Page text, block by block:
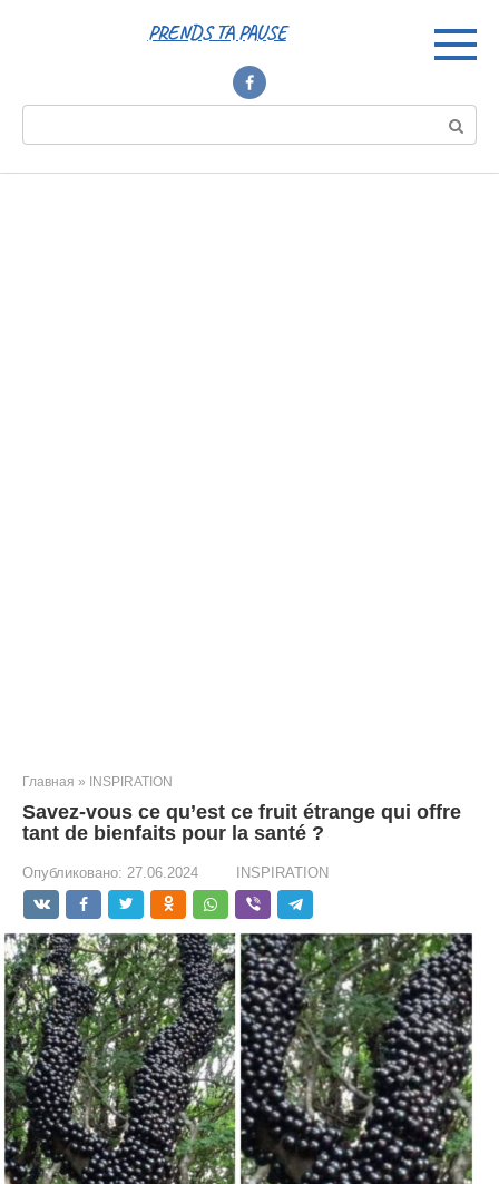
PRENDS TA PAUSE
Главная » INSPIRATION
Savez-vous ce qu’est ce fruit étrange qui offre
tant de bienfaits pour la santé ?
Опубликовано: 27.06.2024 INSPIRATION